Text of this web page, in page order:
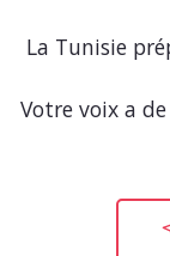
La Tunisie
Votre voix a